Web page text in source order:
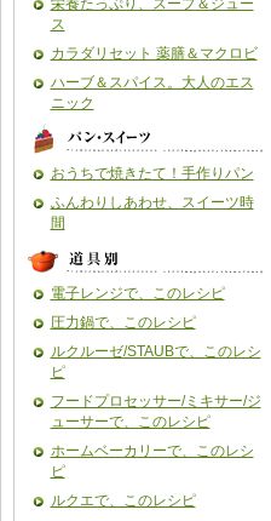
栄養たっぷり、スープ＆ジュー
ス
カラダリセット 薬膳＆マクロビ
ハーブ＆スパイス。大人のエス
ニック
おうちで焼きたて！手作りパン
ふんわりしあわせ、スイーツ時
間
電子レンジで、このレシピ
圧力鍋で、このレシピ
ルクルーゼ/STAUBで、このレシ
ピ
フードプロセッサー/ミキサー/ジ
ューサーで、このレシピ
ホームベーカリーで、このレシ
ピ
ルクエで、このレシピ